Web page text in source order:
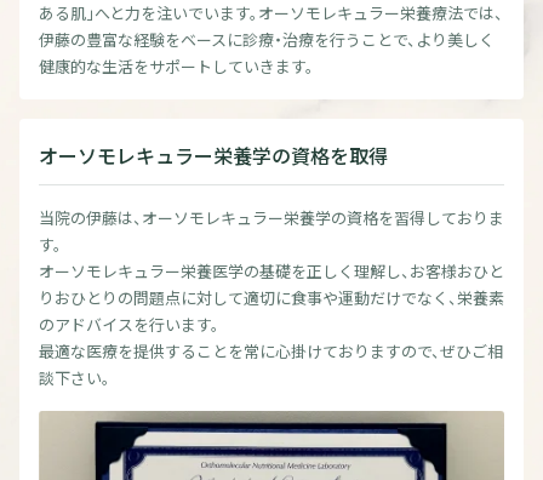
ある肌」へと力を注いでいます。オーソモレキュラー栄養療法では、
伊藤の豊富な経験をベースに診療・治療を行うことで、より美しく
健康的な生活をサポートしていきます。
オーソモレキュラー栄養学の資格を取得
当院の伊藤は、オーソモレキュラー栄養学の資格を習得しておりま
す。
オーソモレキュラー栄養医学の基礎を正しく理解し、お客様おひと
りおひとりの問題点に対して適切に食事や運動だけでなく、栄養素
のアドバイスを行います。
最適な医療を提供することを常に心掛けておりますので、ぜひご相
談下さい。